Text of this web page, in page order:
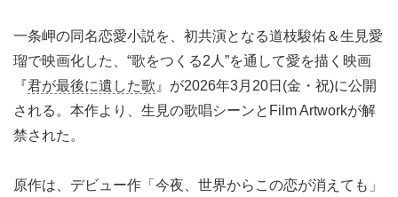
一条岬の同名恋愛小説を、初共演となる道枝駿佑＆生見愛
瑠で映画化した、“歌をつくる2人”を通して愛を描く映画
『君が最後に遺した歌 』が2026年3月20日(金・祝)に公開
される。本作より、生見の歌唱シーンとFilm Artworkが解
禁された。
原作は、デビュー作「今夜、世界からこの恋が消えても」